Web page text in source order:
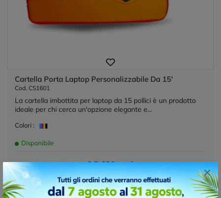
×
Cartella Porta Laptop Personalizzabile Da 15'
Cod. CS1601
La cartella imbottita per laptop da 15 pollici è un prodotto
ideale per chi cerca un'opzione elegante e...
Colori :
Disponibile
€ 7,630 cad.
prezzo per 500 pz. stampa inclusa